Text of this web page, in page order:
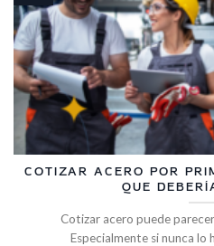
COTIZAR ACERO POR
QUE
Cotizar acero puede
Especialmente si nunca lo